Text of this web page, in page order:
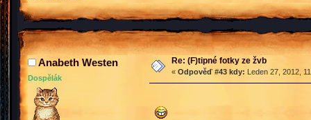
Anabeth Westen
Dospělák
Re: (F)tipné fotky ze žvb
« Odpověď #43 kdy: Leden 27, 2012,